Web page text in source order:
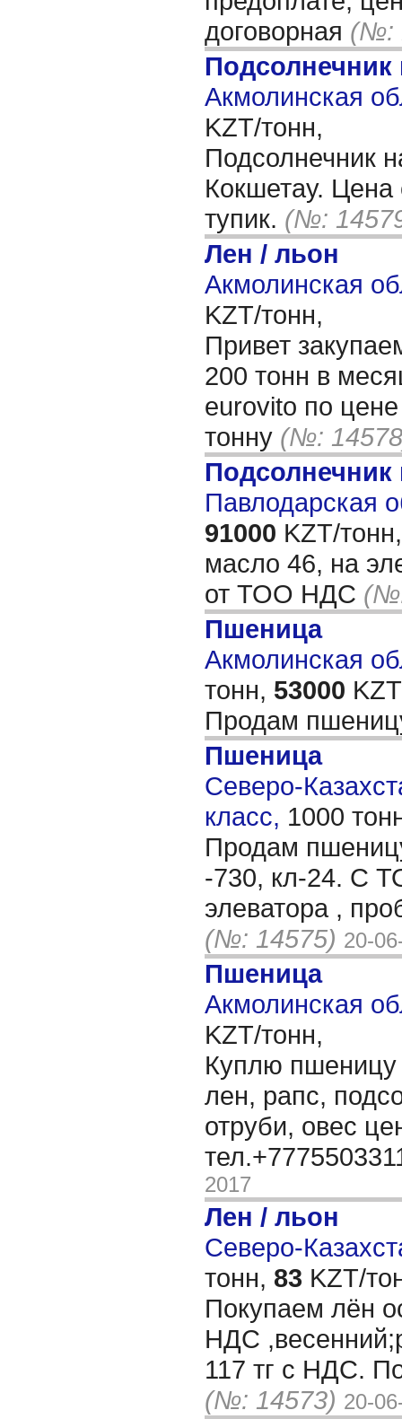
договорная (№:
Акмолинская
KZT/тонн,
Подсолнечник
Кокшетау.
тупик. (№:
Лен / льон
Акмолинская
KZT/тонн,
Привет
200 тонн в
eurovito по
тонну (№:
Павлодарская
91000 KZT/тонн,
масло 46, на
от ТОО НДС
Пшеница
Акмолинская
тонн, 53000
Продам
Пшеница
Северо-
класс, 1000
Продам
-730, кл-24. С
элеватора ,
(№: 14575) 20-
Пшеница
Акмолинская
KZT/тонн,
Куплю пшеницу
лен, рапс,
отруби, овес
2017
Лен / льон
Северо-
тонн, 83 KZT/
Покупаем лён
НДС
117 тг с НДС.
(№: 14573) 20-